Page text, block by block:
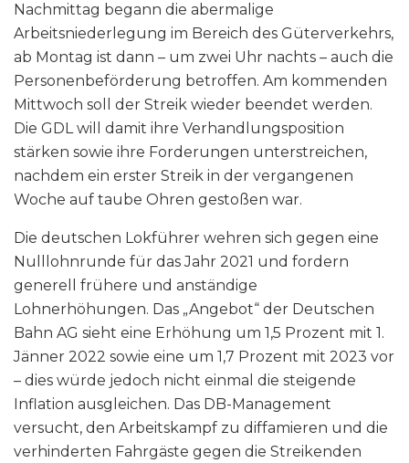
Nachmittag begann die abermalige
Arbeitsniederlegung im Bereich des Güterverkehrs,
ab Montag ist dann – um zwei Uhr nachts – auch die
Personenbeförderung betroffen. Am kommenden
Mittwoch soll der Streik wieder beendet werden.
Die GDL will damit ihre Verhandlungsposition
stärken sowie ihre Forderungen unterstreichen,
nachdem ein erster Streik in der vergangenen
Woche auf taube Ohren gestoßen war.
Die deutschen Lokführer wehren sich gegen eine
Nulllohnrunde für das Jahr 2021 und fordern
generell frühere und anständige
Lohnerhöhungen. Das „Angebot“ der Deutschen
Bahn AG sieht eine Erhöhung um 1,5 Prozent mit 1.
Jänner 2022 sowie eine um 1,7 Prozent mit 2023 vor
– dies würde jedoch nicht einmal die steigende
Inflation ausgleichen. Das DB-Management
versucht, den Arbeitskampf zu diffamieren und die
verhinderten Fahrgäste gegen die Streikenden